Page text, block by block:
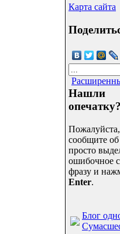
Карта сайта
Нашли
опечатку?
Пожалуйста,
сообщите
просто
ошибочное
фразу и
Enter.
Блог